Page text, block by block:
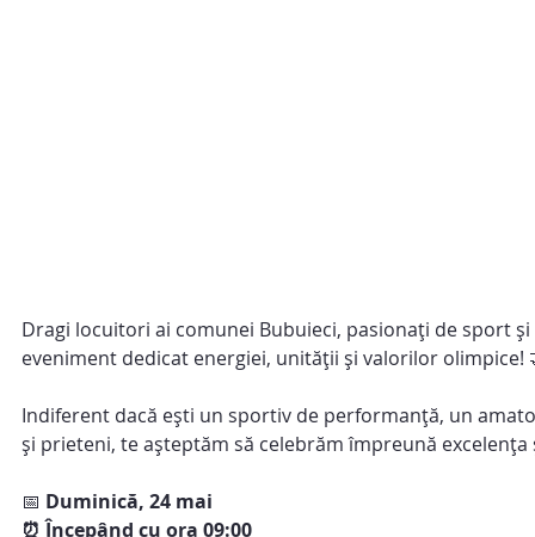
Dragi locuitori ai comunei Bubuieci, pasionați de sport
eveniment dedicat energiei, unității și valorilor olimpice!
Indiferent dacă ești un sportiv de performanță, un
și prieteni, te așteptăm să celebrăm împreună excelența
📅 Duminică, 24 mai
⏰ Începând cu ora 09:00